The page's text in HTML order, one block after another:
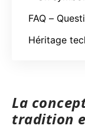
FAQ –
Héritage
La
tradition